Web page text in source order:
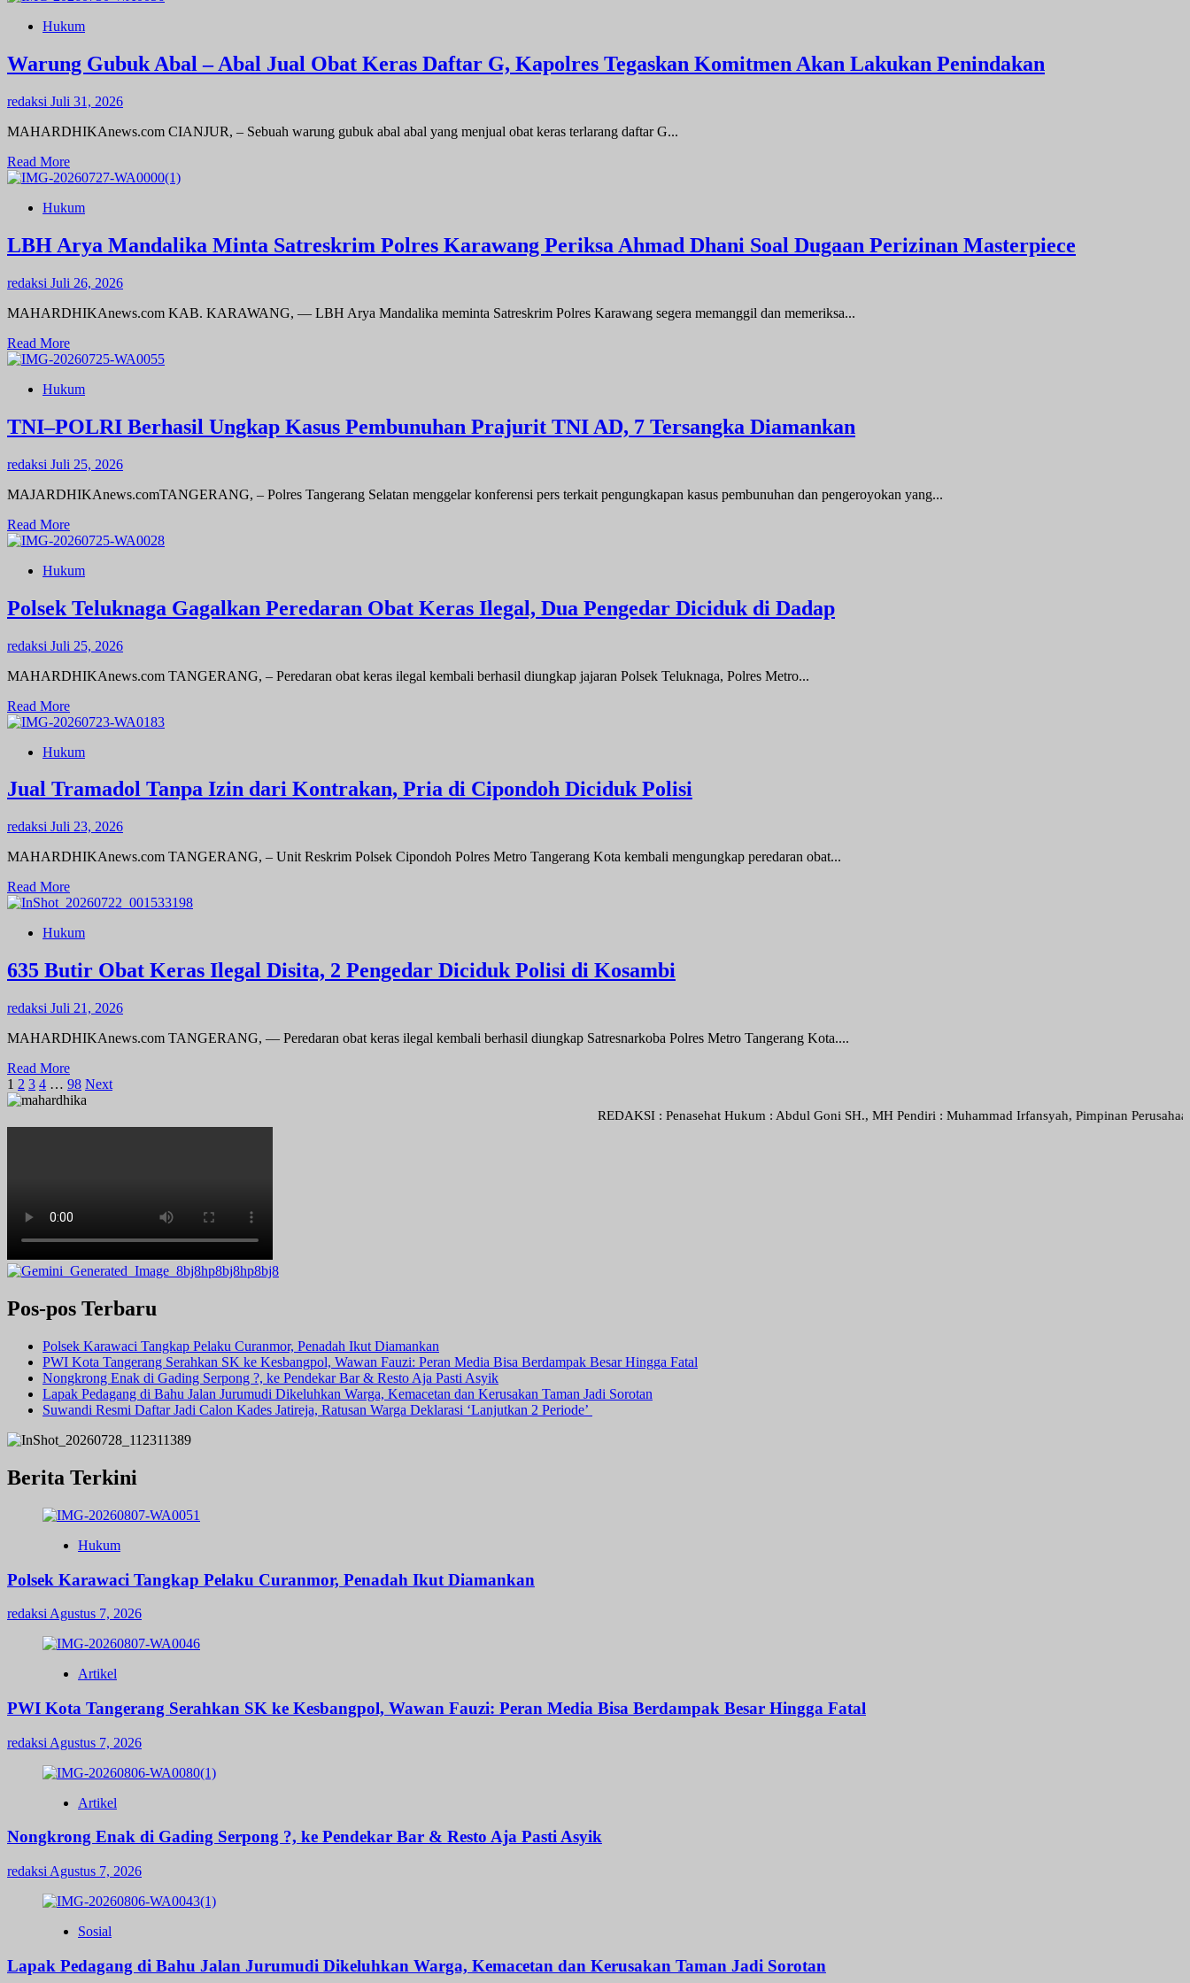
Ancaman
Serius
Kebebasan
Pers
Aksi
Polsek
Tangerang
Dugaan
Delapan
Diamankan
Hukum
Warung Gubuk Abal – Abal Jual Obat Keras Daftar G, Kapolres Tegaskan Komitmen Akan Lakukan Penindakan
redaksi Juli 31, 2026
MAHARDHIKAnews.com CIANJUR, – Sebuah warung gubuk abal abal yang menjual obat keras terlarang daftar G...
Read MoreRead
more
Warung
Abal
–
Jual
Keras
G,
Kapolres
Tegaskan
Komitmen
Lakukan
Hukum
LBH Arya Mandalika Minta Satreskrim Polres Karawang Periksa Ahmad Dhani Soal Dugaan Perizinan Masterpiece
redaksi Juli 26, 2026
MAHARDHIKAnews.com KAB. KARAWANG, — LBH Arya Mandalika meminta Satreskrim Polres Karawang segera memanggil dan memeriksa...
Read MoreRead
more
LBH
Mandalika
Minta
Polres
Periksa
Dhani
Soal
Dugaan
Perizinan
Masterpiece
Hukum
TNI–POLRI Berhasil Ungkap Kasus Pembunuhan Prajurit TNI AD, 7 Tersangka Diamankan
redaksi Juli 25, 2026
MAJARDHIKAnews.comTANGERANG, – Polres Tangerang Selatan menggelar konferensi pers terkait pengungkapan kasus pembunuhan dan pengeroyokan yang...
Read MoreRead
more
TNI–
Berhasil
Ungkap
Pembunuhan
TNI
7
Tersangka
Diamankan
Hukum
Polsek Teluknaga Gagalkan Peredaran Obat Keras Ilegal, Dua Pengedar Diciduk di Dadap
redaksi Juli 25, 2026
MAHARDHIKAnews.com TANGERANG, – Peredaran obat keras ilegal kembali berhasil diungkap jajaran Polsek Teluknaga, Polres Metro...
Read MoreRead
more
Polsek
Gagalkan
Peredaran
Keras
Ilegal,
Dua
Diciduk
di
Dadap
Hukum
Jual Tramadol Tanpa Izin dari Kontrakan, Pria di Cipondoh Diciduk Polisi
redaksi Juli 23, 2026
MAHARDHIKAnews.com TANGERANG, – Unit Reskrim Polsek Cipondoh Polres Metro Tangerang Kota kembali mengungkap peredaran obat...
Read MoreRead
more
Jual
Tanpa
Izin
Kontrakan,
di
Diciduk
Polisi
Hukum
635 Butir Obat Keras Ilegal Disita, 2 Pengedar Diciduk Polisi di Kosambi
redaksi Juli 21, 2026
MAHARDHIKAnews.com TANGERANG, –– Peredaran obat keras ilegal kembali berhasil diungkap Satresnarkoba Polres Metro Tangerang Kota....
Read MoreRead
more
about
Butir
2
Pengedar
Diciduk
Polisi
di
Paginasi
pos
1 2 3 4 … 98 Next
REDAKSI : Penasehat Hukum : Abdul Goni SH., MH Pendiri : Muhammad Irfansyah, Pimpinan Perusahaan :
Pos-pos Terbaru
Polsek Karawaci Tangkap Pelaku Curanmor, Penadah Ikut Diamankan
PWI Kota Tangerang Serahkan SK ke Kesbangpol, Wawan Fauzi: Peran Media Bisa Berdampak Besar Hingga Fatal
Nongkrong Enak di Gading Serpong ?, ke Pendekar Bar & Resto Aja Pasti Asyik
Lapak Pedagang di Bahu Jalan Jurumudi Dikeluhkan Warga, Kemacetan dan Kerusakan Taman Jadi Sorotan
Suwandi Resmi Daftar Jadi Calon Kades Jatireja, Ratusan Warga Deklarasi ‘Lanjutkan 2 Periode’
Berita Terkini
Hukum
Polsek Karawaci Tangkap Pelaku Curanmor, Penadah Ikut Diamankan
redaksi Agustus 7, 2026
Artikel
PWI Kota Tangerang Serahkan SK ke Kesbangpol, Wawan Fauzi: Peran Media Bisa Berdampak Besar Hingga Fatal
redaksi Agustus 7, 2026
Artikel
Nongkrong Enak di Gading Serpong ?, ke Pendekar Bar & Resto Aja Pasti Asyik
redaksi Agustus 7, 2026
Sosial
Lapak Pedagang di Bahu Jalan Jurumudi Dikeluhkan Warga, Kemacetan dan Kerusakan Taman Jadi Sorotan